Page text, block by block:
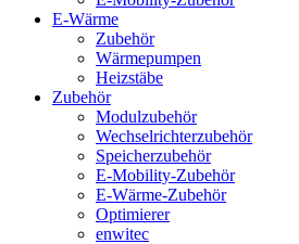
E-Wärme
Zubehör
Wärmepumpen
Heizstäbe
Zubehör
Modulzubehör
Wechselrichterzubehör
Speicherzubehör
E-Mobility-Zubehör
E-Wärme-Zubehör
Optimierer
enwitec